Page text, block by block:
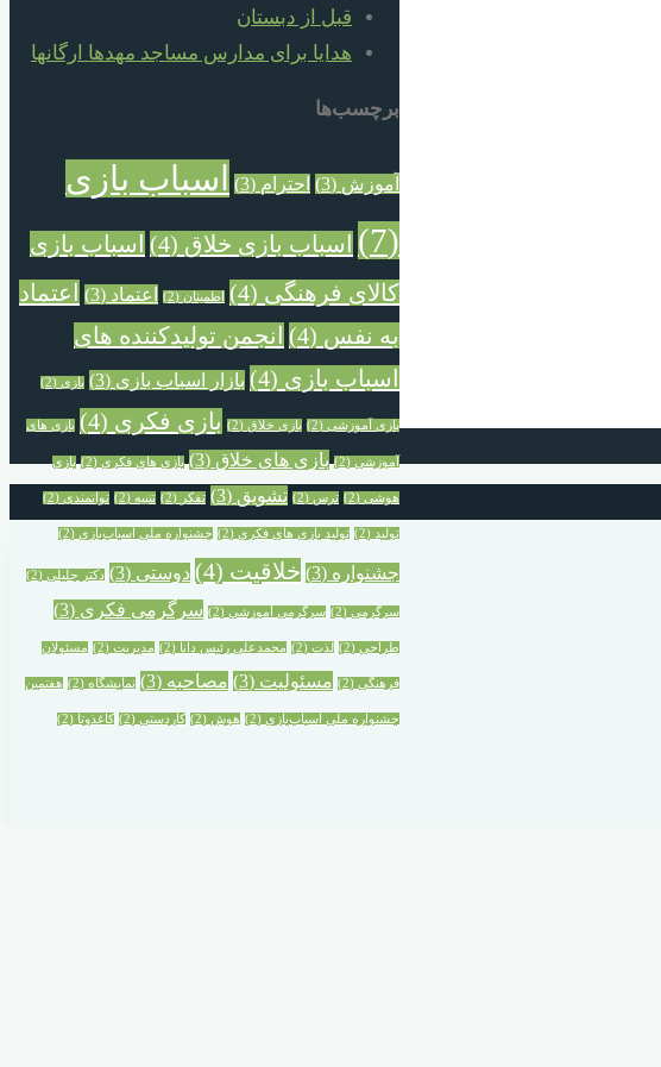
قبل از دبستان
هدایا برای مدارس مساجد مهدها ارگانها
برچسب‌ها
آموزش (3) احترام (3)
اسباب بازی
(7)
اسباب بازی خلاق (4)
اسباب بازی
کالای فرهنگی (4) اطمینان (2) اعتماد (3)
اعتماد
به نفس (4)
انجمن تولیدکننده های
اسباب بازی (4) بازار اسباب بازی (3) بازی (2)
بازی آموزشی (2) بازی خلاق (2) بازی فکری (4) بازی های
آموزشی (2) بازی های خلاق (3) بازی های فکری (2) بازی
هوشی (2) ترس (2) تشویق (3) تفکر (2) تنبیه (2) توانمندی (2)
تولید (2) تولید بازی های فکری (2) جشنواره ملی اسباب‌بازی (2)
جشنواره‌ (3) خلاقیت (4) دوستی (3) دکتر جلیلی (2)
سرگرمی (2) سرگرمی آموزشی (2) سرگرمی فکری (3)
طراحی (2) لذت (2) محمدعلی رئیس دانا (2) مدیریت (2) مسئولان
فرهنگی (2) مسئولیت (3) مصاحبه (3) نمایشگاه (2) هفتمین
جشنواره ملی اسباب‌بازی (2) هوش (2) کاردستی (2) کاغذوتا (2)